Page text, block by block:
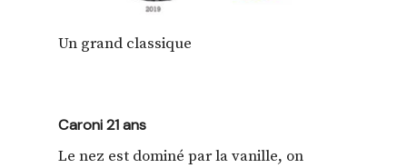
Un grand classique
Caroni 21 ans
Le nez est dominé par la vanille, on